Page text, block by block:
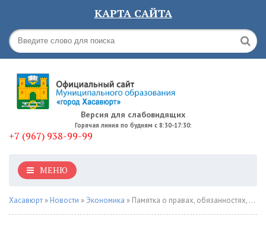
КАРТА САЙТА
Версия для слабовидящих
Горячая линия по будням с 8:30-17:30:
+7 (967) 938-99-99
МЕНЮ
Хасавюрт » Новости » Экономика » Памятка о правах, обязанностях, действиях работодателя (представителя работодателя) в условиях чрезвычайных ситуаций